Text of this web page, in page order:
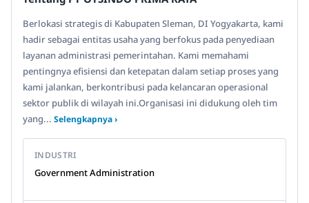
Berlokasi strategis di Kabupaten Sleman, DI Yogyakarta, kami
hadir sebagai entitas usaha yang berfokus pada penyediaan
layanan administrasi pemerintahan. Kami memahami
pentingnya efisiensi dan ketepatan dalam setiap proses yang
kami jalankan, berkontribusi pada kelancaran operasional
sektor publik di wilayah ini.Organisasi ini didukung oleh tim
yang... Selengkapnya ›
INDUSTRI
Government Administration